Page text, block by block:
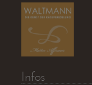
Infos